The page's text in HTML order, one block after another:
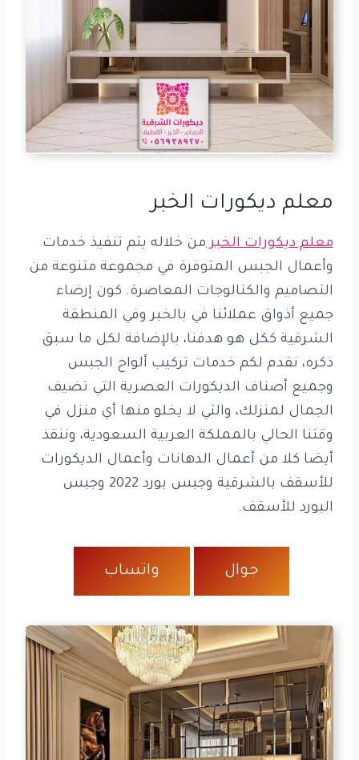
معلم ديكورات الخبر
معلم ديكورات الخبرمن خلاله يتم تنفيذ خدمات
وأعمال الجبس المتوفرة في مجموعة متنوعة من
التصاميم والكتالوجات المعاصرة. كون إرضاء
جميع أذواق عملائنا في بالخبر وفي المنطقة
الشرقية ككل هو هدفنا، بالإضافة لكل ما سبق
ذكره، نقدم لكم خدمات تركيب ألواح الجبس
وجميع أصناف الديكورات العصرية التي تضيف
الجمال لمنزلك، والتي لا يخلو منها أي منزل في
وقتنا الحالي بالمملكة العربية السعودية، وننقذ
أيضا كلا من أعمال الدهانات وأعمال الديكورات
للأسقف بالشرقية وجبس بورد 2022 وجبس
البورد للأسقف.
جوال واتساب